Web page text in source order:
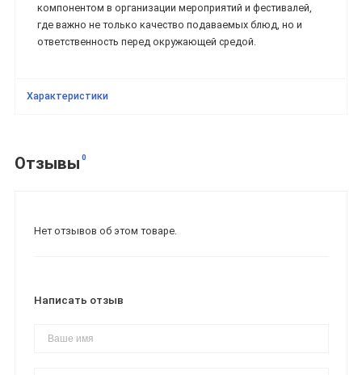
компонентом в организации мероприятий и фестивалей,
где важно не только качество подаваемых блюд, но и
ответственность перед окружающей средой.
Характеристики
Отзывы 0
Нет отзывов об этом товаре.
Написать отзыв